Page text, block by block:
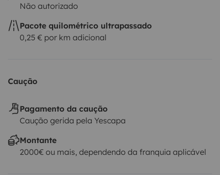
Não autorizado
Pacote quilométrico ultrapassado
0,25 € por km adicional
Caução
Pagamento da caução
Caução gerida pela Yescapa
Montante
2000€ ou mais, dependendo da franquia aplicável